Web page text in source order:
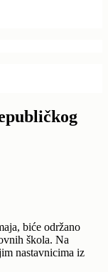
biće održano
škola. Na
nastavnicima iz